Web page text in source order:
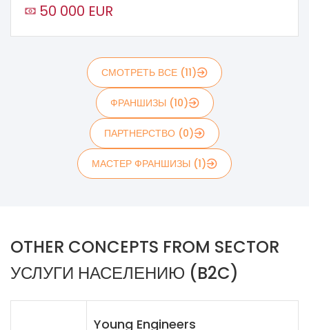
50 000 EUR
СМОТРЕТЬ ВСЕ (11)
ФРАНШИЗЫ (10)
ПАРТНЕРСТВО (0)
МАСТЕР ФРАНШИЗЫ (1)
OTHER CONCEPTS FROM SECTOR
УСЛУГИ НАСЕЛЕНИЮ (B2C)
Young Engineers